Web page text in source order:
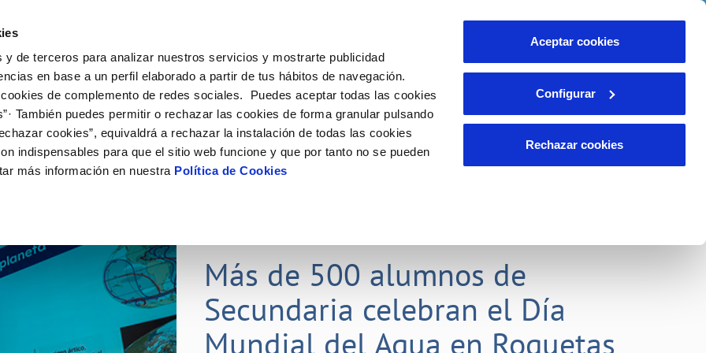
y de terceros para analizar nuestros servicios y mostrarte publicidad
en base a un perfil elaborado a partir de tus hábitos de navegación.
de complemento de redes sociales. Puedes aceptar todas las cookies
También puedes permitir o rechazar las cookies de forma granular pulsando
cookies”, equivaldrá a rechazar la instalación de todas las cookies
indispensables para que el sitio web funcione y que por tanto no se pueden
más información en nuestra Política de Cookies
Aceptar cookies
Configurar
Rechazar cookies
de titular
de suministro
obras
MODIFICACIÓN DE DATOS
Actualizar datos bancarios
Actualizar datos de domicilio
INCIDENCIAS
Comunica anomalías o posibles
VER TODAS LAS GESTIONES
Tu Servicio
AL CLIENTE
contacto
y afectaciones
e impresos
COMPROMISO DE SERVICIO
Carta de compromisos
Customer Counsel (Defensa del cliente)
Tu Agua
del agua
CUIDADOS DEL AGUA
Consejos de ahorro
Medidas contra la sequía
Conócenos
DE GESTIÓN Y CERTIFICADOS
CONTRATACIÓN
Licitaciones en curso
EMPLEO
Nuestros compromisos
Más de 500 alumnos de
Secundaria celebran el Día
Mundial del Agua en Roquetas